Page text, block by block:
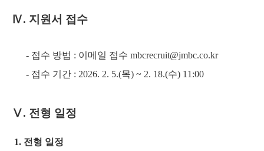
Ⅳ. 지원서 접수
- 접수 방법 : 이메일 접수 mbcrecruit@jmbc.co.kr
- 접수 기간 : 2026. 2. 5.(목) ~ 2. 18.(수) 11:00
Ⅴ. 전형 일정
1. 전형 일정